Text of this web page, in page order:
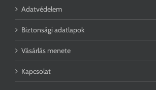
Adatvédelem
Biztonsági adatlapok
Vásárlás menete
Kapcsolat